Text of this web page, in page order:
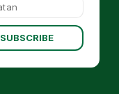
SUBSCRIBE